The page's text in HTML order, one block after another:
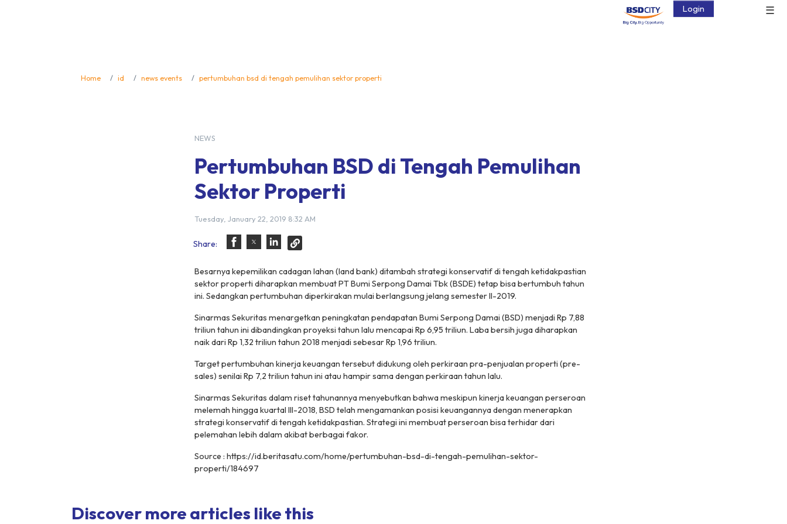
☰
Login
Home id news events pertumbuhan bsd di tengah pemulihan sektor properti
NEWS
Pertumbuhan BSD di Tengah Pemulihan
Sektor Properti
Tuesday, January 22, 2019 8:32 AM
Share:
Besarnya kepemilikan cadagan lahan (land bank) ditambah strategi konservatif di tengah ketidakpastian
sektor properti diharapkan membuat PT Bumi Serpong Damai Tbk (BSDE) tetap bisa bertumbuh tahun
ini. Sedangkan pertumbuhan diperkirakan mulai berlangsung jelang semester II-2019.
Sinarmas Sekuritas menargetkan peningkatan pendapatan Bumi Serpong Damai (BSD) menjadi Rp 7,88
triliun tahun ini dibandingkan proyeksi tahun lalu mencapai Rp 6,95 triliun. Laba bersih juga diharapkan
naik dari Rp 1,32 triliun tahun 2018 menjadi sebesar Rp 1,96 triliun.
Target pertumbuhan kinerja keuangan tersebut didukung oleh perkiraan pra-penjualan properti (pre-
sales) senilai Rp 7,2 triliun tahun ini atau hampir sama dengan perkiraan tahun lalu.
Sinarmas Sekuritas dalam riset tahunannya menyebutkan bahwa meskipun kinerja keuangan perseroan
melemah hingga kuartal III-2018, BSD telah mengamankan posisi keuangannya dengan menerapkan
strategi konservatif di tengah ketidakpastian. Strategi ini membuat perseroan bisa terhidar dari
pelemahan lebih dalam akibat berbagai fakor.
Source : https://id.beritasatu.com/home/pertumbuhan-bsd-di-tengah-pemulihan-sektor-
properti/184697
Discover more articles like this